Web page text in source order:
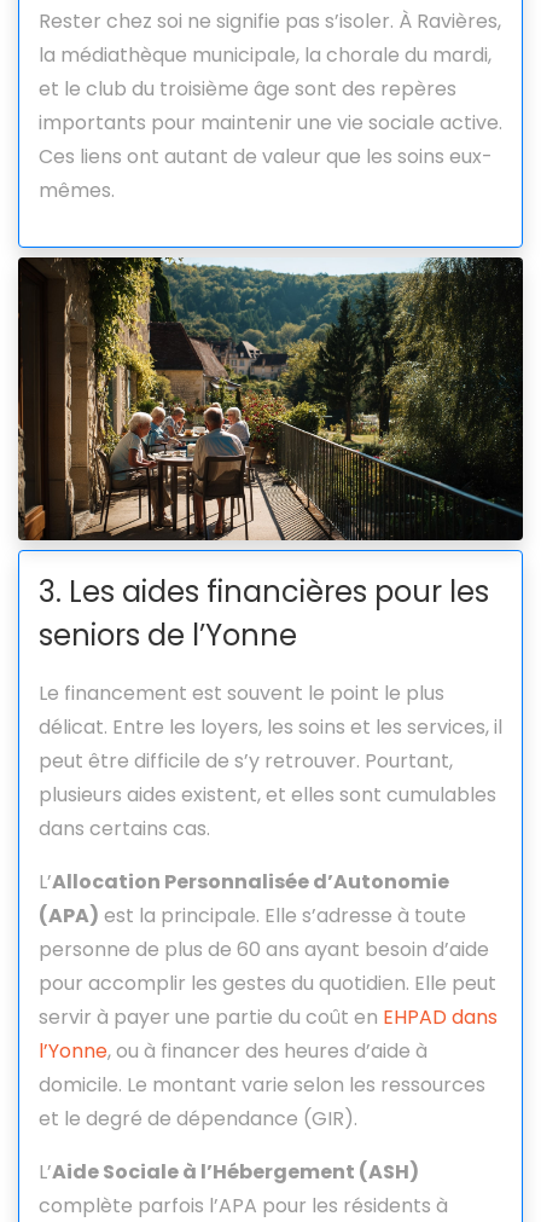
Rester chez soi ne signifie pas s’isoler. À Ravières,
la médiathèque municipale, la chorale du mardi,
et le club du troisième âge sont des repères
importants pour maintenir une vie sociale active.
Ces liens ont autant de valeur que les soins eux-
mêmes.
3. Les aides financières pour les
seniors de l’Yonne
Le financement est souvent le point le plus
délicat. Entre les loyers, les soins et les services, il
peut être difficile de s’y retrouver. Pourtant,
plusieurs aides existent, et elles sont cumulables
dans certains cas.
L’Allocation Personnalisée d’Autonomie
(APA) est la principale. Elle s’adresse à toute
personne de plus de 60 ans ayant besoin d’aide
pour accomplir les gestes du quotidien. Elle peut
servir à payer une partie du coût en EHPAD dans
l’Yonne, ou à financer des heures d’aide à
domicile. Le montant varie selon les ressources
et le degré de dépendance (GIR).
L’Aide Sociale à l’Hébergement (ASH)
complète parfois l’APA pour les résidents à